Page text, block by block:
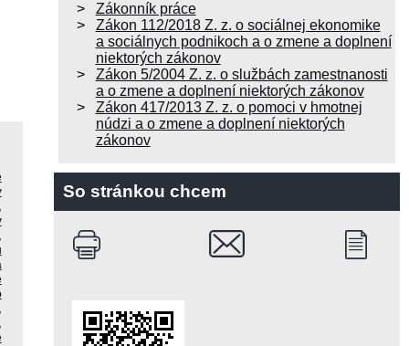
Zákonník práce
Zákon 112/2018 Z. z. o sociálnej ekonomike
a sociálnych podnikoch a o zmene a doplnení
niektorých zákonov
Zákon 5/2004 Z. z. o službách zamestnanosti
a o zmene a doplnení niektorých zákonov
Zákon 417/2013 Z. z. o pomoci v hmotnej
núdzi a o zmene a doplnení niektorých
zákonov
So stránkou chcem